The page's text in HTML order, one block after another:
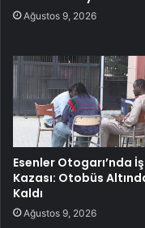
Ağustos 9, 2026
Esenler Otogarı’nda İş
Kazası: Otobüs
Kaldı
Ağustos 9, 2026